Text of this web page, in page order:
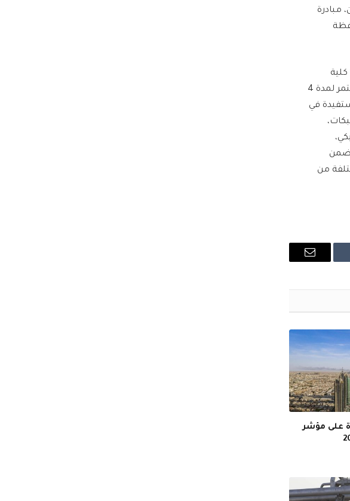
مبادرة
وأوضح مدير عام الإدارة العامة للتدريب التقني والمهني بالمنطقة، أن هذه المبادرة ستنفذ بمشاركة 19 كلية
تقنية للبنين والبنات، و10 معاهد صناعية ثانوية منتشرة في مختلف محافظات ومراكز المنطقة، وتستمر لمدة 4
وتستهدف نحو 600 مستفيد ومستفيدة في
ضمن
من
البريد
على مؤشر